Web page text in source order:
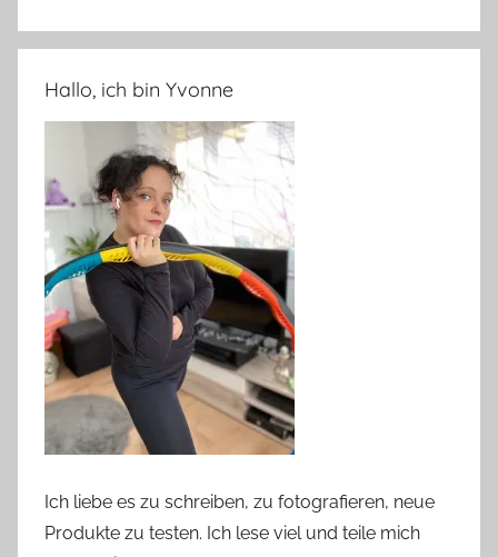
Hallo, ich bin Yvonne
Ich liebe es zu schreiben, zu fotografieren, neue
Produkte zu testen. Ich lese viel und teile mich